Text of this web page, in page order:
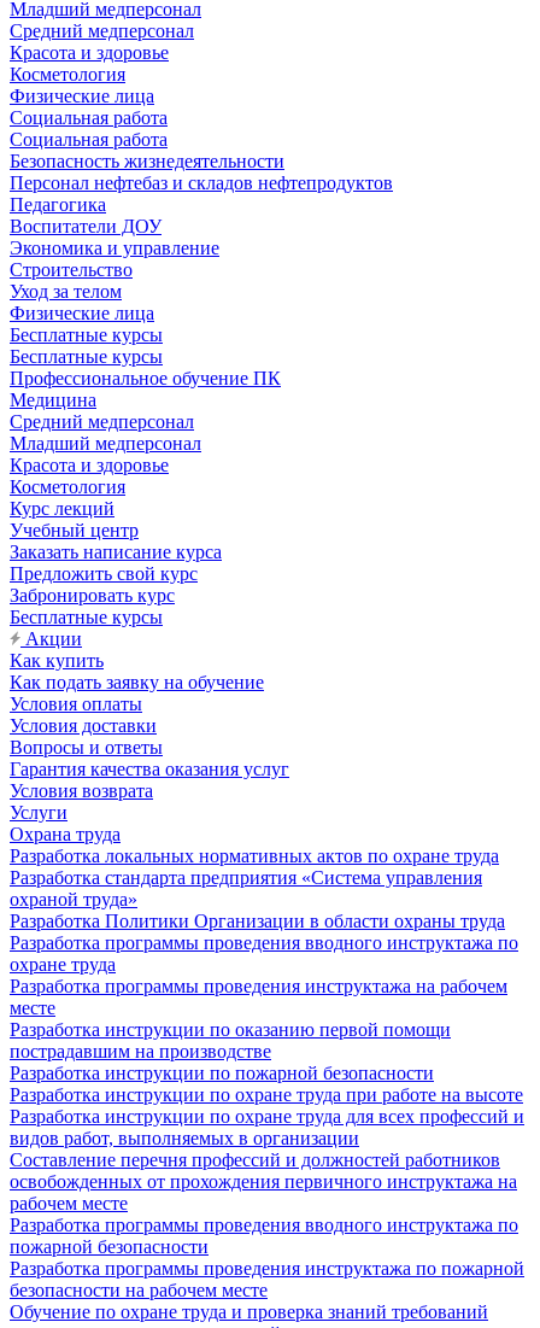
Младший медперсонал
Средний медперсонал
Красота и здоровье
Косметология
Физические лица
Социальная работа
Социальная работа
Безопасность жизнедеятельности
Персонал нефтебаз и складов нефтепродуктов
Педагогика
Воспитатели ДОУ
Экономика и управление
Строительство
Уход за телом
Физические лица
Бесплатные курсы
Бесплатные курсы
Профессиональное обучение ПК
Медицина
Средний медперсонал
Младший медперсонал
Красота и здоровье
Косметология
Курс лекций
Учебный центр
Заказать написание курса
Предложить свой курс
Забронировать курс
Бесплатные курсы
Акции
Как купить
Как подать заявку на обучение
Условия оплаты
Условия доставки
Вопросы и ответы
Гарантия качества оказания услуг
Условия возврата
Услуги
Охрана труда
Разработка локальных нормативных актов по охране труда
Разработка стандарта предприятия «Система управления
охраной труда»
Разработка Политики Организации в области охраны труда
Разработка программы проведения вводного инструктажа по
охране труда
Разработка программы проведения инструктажа на рабочем
месте
Разработка инструкции по оказанию первой помощи
пострадавшим на производстве
Разработка инструкции по пожарной безопасности
Разработка инструкции по охране труда при работе на высоте
Разработка инструкции по охране труда для всех профессий и
видов работ, выполняемых в организации
Составление перечня профессий и должностей работников
освобожденных от прохождения первичного инструктажа на
рабочем месте
Разработка программы проведения вводного инструктажа по
пожарной безопасности
Разработка программы проведения инструктажа по пожарной
безопасности на рабочем месте
Обучение по охране труда и проверка знаний требований